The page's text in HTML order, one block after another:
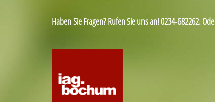
Haben Sie Fragen? Rufen Sie uns an! 0234-682262.